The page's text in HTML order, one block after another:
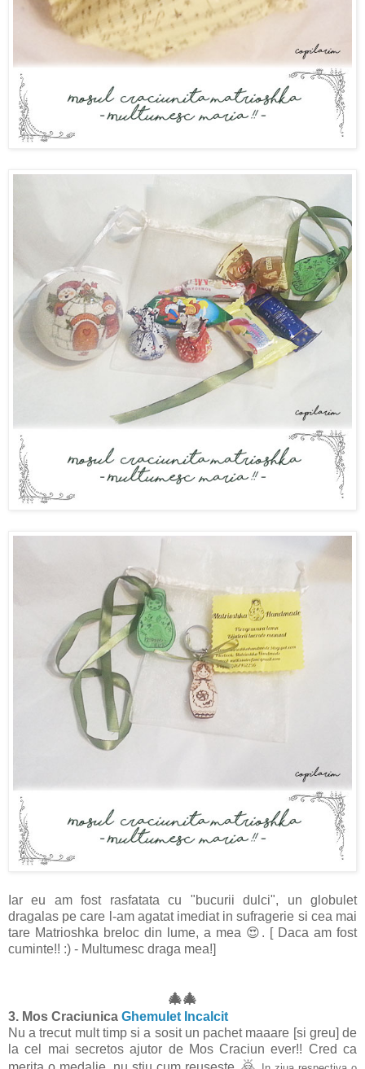
Iar eu am fost rasfatata cu "bucurii dulci", un globulet
dragalas pe care l-am agatat imediat in sufragerie si cea mai
tare Matrioshka breloc din lume, a mea 😍. [ Daca am fost
cuminte!! :) - Multumesc draga mea!]
🎄🎄
3. Mos Craciunica Ghemulet Incalcit
Nu a trecut mult timp si a sosit un pachet maaare [si greu] de
la cel mai secretos ajutor de Mos Craciun ever!! Cred ca